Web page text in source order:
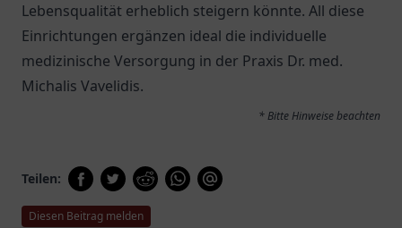
Lebensqualität erheblich steigern könnte. All diese
Einrichtungen ergänzen ideal die individuelle
medizinische Versorgung in der Praxis Dr. med.
Michalis Vavelidis.
* Bitte Hinweise beachten
Teilen:
Diesen Beitrag melden